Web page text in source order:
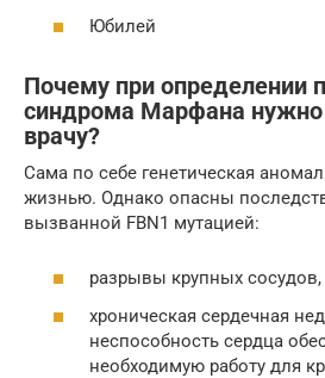
Юбилей
Почему при определении
синдрома Марфана нужно
врачу?
Сама по себе генетическая
жизнью. Однако опасны
вызванной FBN1 мутацией:
разрывы крупных
хроническая сердечная
неспособность сердца
необходимую работу для